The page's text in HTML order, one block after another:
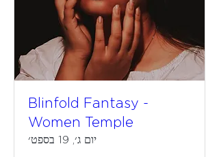
Blinfold Fantasy -
Women Temple
יום ג׳, 19 בספט׳